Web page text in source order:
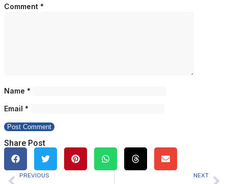
Comment *
Name *
Email *
Share Post
PREVIOUS NEXT